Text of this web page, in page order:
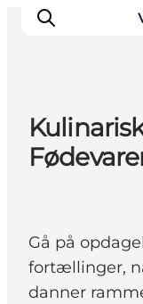
Inspiration
Planlæg
Gå på
fortællinger,
danner